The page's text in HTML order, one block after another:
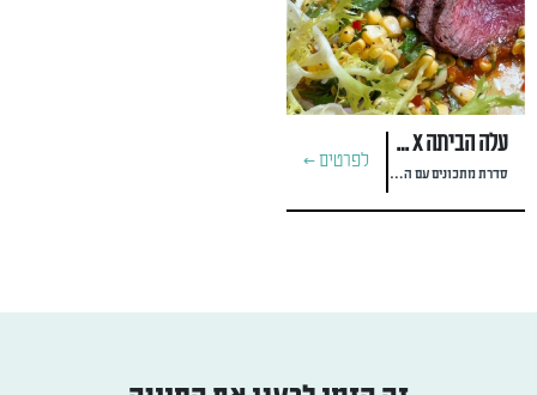
עלה הביתה X מסעדת חוות צוק
סדרת מתכונים עם השף אסף שנער | עצמאות
לפרטים >